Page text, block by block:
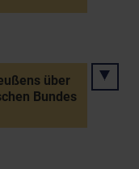
über
Bundes